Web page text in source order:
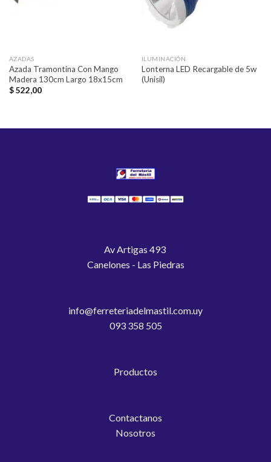
AZADAS
Azada Tramontina Con Mango
Madera 130cm Largo 18x15cm
$522,00
ILUMINACIÓN
Lonterna LED Recargable de 5w
(Unisil)
Av Artigas 493
Canelones - Las Piedras
info@ferreteriadelmastil.com.uy
093 358 505
Productos
Contactanos
Nosotros